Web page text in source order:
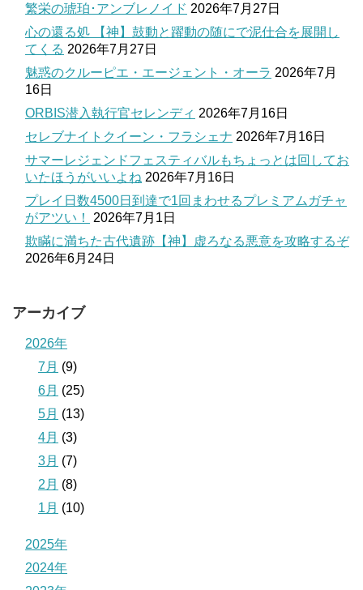
繁栄の琥珀･アンブレノイド 2026年7月27日
心の還る処 【神】鼓動と躍動の随にで泥仕合を展開し
てくる 2026年7月27日
魅惑のクルーピエ・エージェント・オーラ 2026年7月
16日
ORBIS潜入執行官セレンディ 2026年7月16日
セレブナイトクイーン・フラシェナ 2026年7月16日
サマーレジェンドフェスティバルもちょっとは回してお
いたほうがいいよね 2026年7月16日
プレイ日数4500日到達で1回まわせるプレミアムガチャ
がアツい！
2026年7月1日
欺瞞に満ちた古代遺跡【神】虚ろなる悪意を攻略するぞ
2026年6月24日
アーカイブ
2026年
7月 (9)
6月 (25)
5月 (13)
4月 (3)
3月 (7)
2月 (8)
1月 (10)
2025年
2024年